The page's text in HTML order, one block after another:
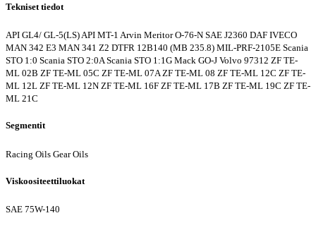
Tekniset tiedot
API GL4/ GL-5(LS)API MT-1 Arvin Meritor O-76-N SAE J2360 DAF IVECO
MAN 342 E3 MAN 341 Z2 DTFR 12B140 (MB 235.8) MIL-PRF-2105E Scania
STO 1:0 Scania STO 2:0AScania STO 1:1G Mack GO-J Volvo 97312 ZF TE-
ML 02B ZF TE-ML 05C ZF TE-ML 07AZF TE-ML 08 ZF TE-ML 12C ZF TE-
ML 12L ZF TE-ML 12N ZF TE-ML 16F ZF TE-ML 17B ZF TE-ML 19C ZF TE-
ML 21C
Segmentit
Racing Oils Gear Oils
Viskoositeettiluokat
SAE 75W-140